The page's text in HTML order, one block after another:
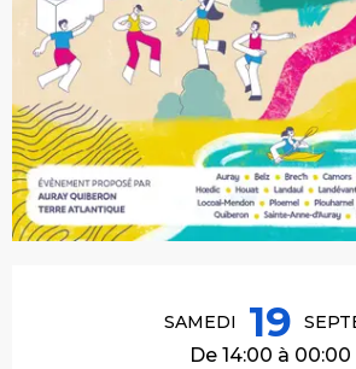
SAMEDI 19
De 14:00 à 00:00